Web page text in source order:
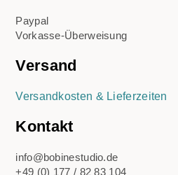
Paypal
Vorkasse-Überweisung
Versand
Versandkosten & Lieferzeiten
Kontakt
info@bobinestudio.de
+49 (0) 177 / 82 83 104